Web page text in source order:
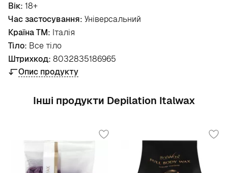
Вік: 18+
Час застосування: Універсальний
Країна ТМ: Італія
Тіло: Все тіло
Штрихкод: 8032835186965
Опис продукту
Інші продукти Depilation Italwax